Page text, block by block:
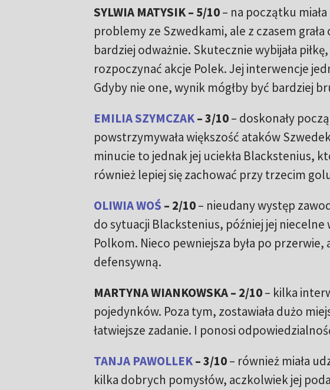
SYLWIA MATYSIK – 5/10– na początku miała
problemy ze Szwedkami, ale z czasem grała
bardziej odważnie. Skutecznie wybijała
rozpoczynać akcje Polek. Jej interwencje
Gdyby nie one, wynik mógłby być bardziej
EMILIA SZYMCZAK– 3/10– doskonały
powstrzymywała większość ataków
minucie to jednak jej uciekła Blackstenius,
również lepiej się zachować przy trzecim
OLIWIA WOŚ – 2/10– nieudany występ
do sytuacji Blackstenius, później jej niecelne
Polkom. Nieco pewniejsza była po
defensywną.
MARTYNA WIANKOWSKA – 2/10– kilka
pojedynków. Poza tym, zostawiała dużo
łatwiejsze zadanie. I ponosi
TANJA PAWOLLEK– 3/10– również miała
kilka dobrych pomysłów, aczkolwiek jej